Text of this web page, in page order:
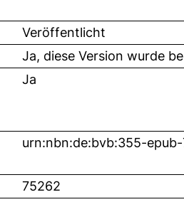
Veröffentlicht
Ja, diese Version wurde
Ja
urn:nbn:de:bvb:355-
75262